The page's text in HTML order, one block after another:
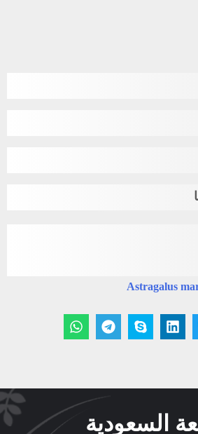
Astragalus
السعودية